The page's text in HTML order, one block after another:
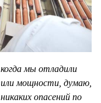
мы отладили
мощности, думаю,
опасений по